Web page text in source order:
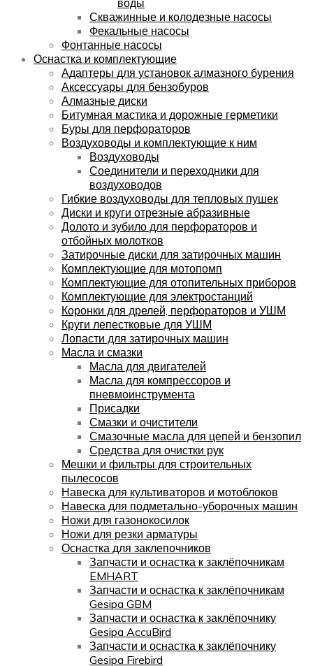
Скважинные и колодезные насосы
Фекальные насосы
Фонтанные насосы
Оснастка и комплектующие
Адаптеры для установок алмазного бурения
Аксессуары для бензобуров
Алмазные диски
Битумная мастика и дорожные герметики
Буры для перфораторов
Воздуховоды и комплектующие к ним
Воздуховоды
Соединители и переходники для
воздуховодов
Гибкие воздуховоды для тепловых пушек
Диски и круги отрезные абразивные
Долото и зубило для перфораторов и
отбойных молотков
Затирочные диски для затирочных машин
Комплектующие для мотопомп
Комплектующие для отопительных приборов
Комплектующие для электростанций
Коронки для дрелей, перфораторов и УШМ
Круги лепестковые для УШМ
Лопасти для затирочных машин
Масла и смазки
Масла для двигателей
Масла для компрессоров и
пневмоинструмента
Присадки
Смазки и очистители
Смазочные масла для цепей и бензопил
Средства для очистки рук
Мешки и фильтры для строительных
пылесосов
Навеска для культиваторов и мотоблоков
Навеска для подметально-уборочных машин
Ножи для газонокосилок
Ножи для резки арматуры
Оснастка для заклепочников
Запчасти и оснастка к заклёпочникам
EMHART
Запчасти и оснастка к заклёпочникам
Gesipa GBM
Запчасти и оснастка к заклёпочнику
Gesipa AccuBird
Запчасти и оснастка к заклёпочнику
Gesipa Firebird